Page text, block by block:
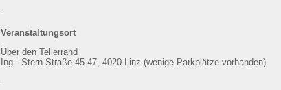
-
Veranstaltungsort
Über den Tellerrand
Ing.- Stern Straße 45-47, 4020 Linz (wenige Parkplätze vorhanden)
-